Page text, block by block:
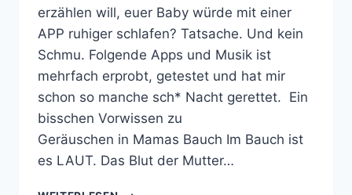
erzählen will, euer Baby würde mit einer
APP ruhiger schlafen? Tatsache. Und kein
Schmu. Folgende Apps und Musik ist
mehrfach erprobt, getestet und hat mir
schon so manche sch* Nacht gerettet. Ein
bisschen Vorwissen zu
Geräuschen in Mamas Bauch Im Bauch ist
es LAUT. Das Blut der Mutter…
DIE